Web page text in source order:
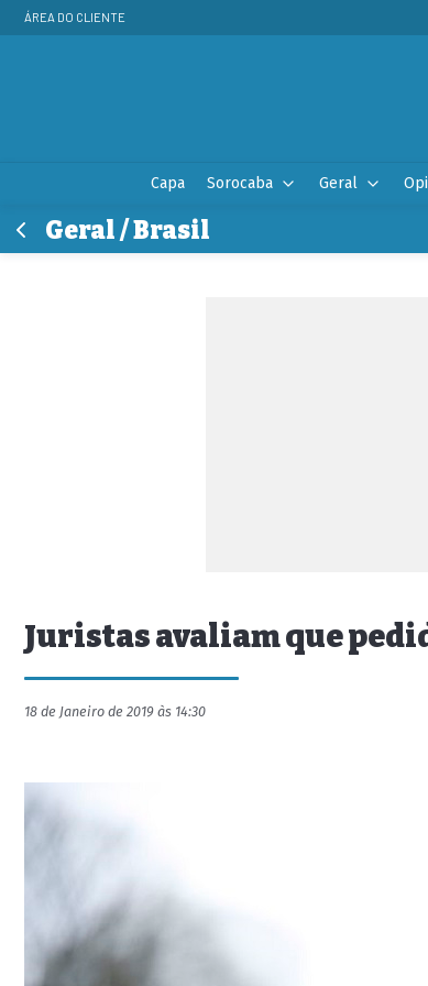
ÁREA DO CLIENTE
Capa Sorocaba Geral
Geral / Brasil
Juristas avaliam que
18 de Janeiro de 2019 às 14:30